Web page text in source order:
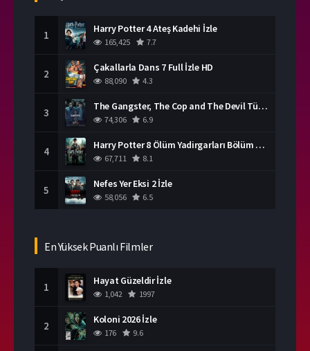
1 Harry Potter 4 Ateş Kadehi İzle
165,425 7.7
2 Çakallarla Dans 7 Full İzle HD
88,090 4.3
3 The Gangster, The Cop and The Devil Türkçe Dublaj İzle
74,306 6.9
4 Harry Potter 8 Ölüm Yadirgarları Bölüm 2 İzle
67,711 8.1
5 Nefes Yer Eksi 2 İzle
58,056 6.5
En Yüksek Puanlı Filmler
1 Hayat Güzeldir İzle
1,042 1997
2 Koloni 2026 İzle
176 9.6